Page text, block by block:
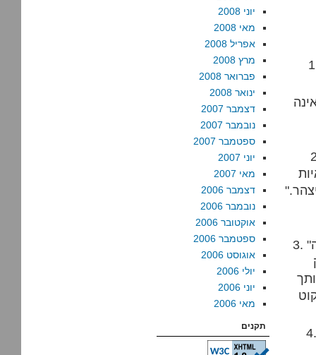
"…הובילה לכמה
הם
3. "אלא שזה כמובן קשקוש" כאן שוב איבדתי אותך, כי הייתי מצפה
בוגדים. יש לנהוג
יוני 2008
מאי 2008
אפריל 2008
מרץ 2008
פברואר 2008
ינואר 2008
דצמבר 2007
נובמבר 2007
ספטמבר 2007
יוני 2007
מאי 2007
דצמבר 2006
נובמבר 2006
אוקטובר 2006
ספטמבר 2006
אוגוסט 2006
יולי 2006
יוני 2006
מאי 2006
תקנים